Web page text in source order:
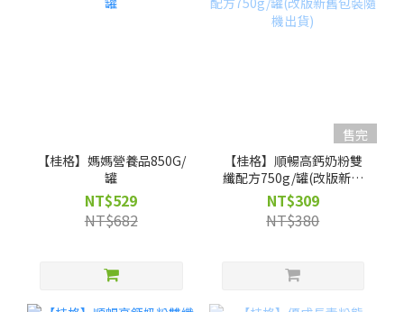
【桂格】媽媽營養品850G/
罐
NT$529
NT$682
售完
【桂格】順暢高鈣奶粉雙
纖配方750g/罐(改版新舊
包裝隨機出貨)
NT$309
NT$380